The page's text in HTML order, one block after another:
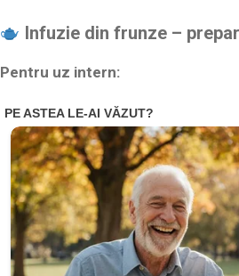
Infuzie din frunze –
Pentru uz intern: